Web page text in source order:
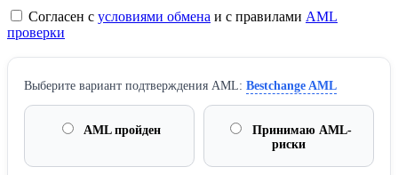
Согласен с условиями обмена и с правилами AML
проверки
Выберите вариант подтверждения AML: Bestchange AML
AML пройден
Принимаю AML-
риски